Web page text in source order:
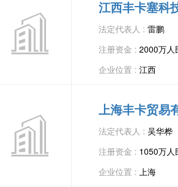
江西丰卡塞科
法定代表人 : 雷鹏
注册资金 : 2000万人
企业位置 : 江西
上海丰卡贸易
法定代表人 : 吴华桦
注册资金 : 1050万人
企业位置 : 上海